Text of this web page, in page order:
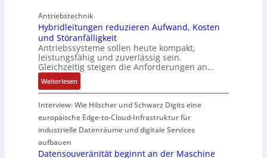
u
n
g
f
ü
r
r
a
u
e
U
m
g
n
d
i
e
P
r
o
d
u
k
t
i
o
n
g
f
ü
r
C
r
i
m
p
w
e
r
r
W
e
g
s
e
n
s
o
r
ü
b
e
f
f
e
r
m
o
d
u
l
e
m
i
t
Antriebstechnik
Hybridleitungen reduzieren Aufwand, Kosten
und Störanfälligkeit
Antriebssysteme sollen heute kompakt,
leistungsfähig und zuverlässig sein.
Gleichzeitig steigen die Anforderungen an…
Weiterlesen:
H
y
b
r
Interview: Wie Hilscher und Schwarz Digits eine
europäische Edge-to-Cloud-Infrastruktur für
industrielle Datenräume und digitale Services
aufbauen
Datensouveränität beginnt an der Maschine